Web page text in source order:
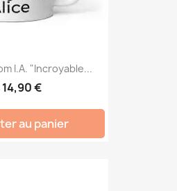
I.A. "Incroyable...
14,90 €
au panier